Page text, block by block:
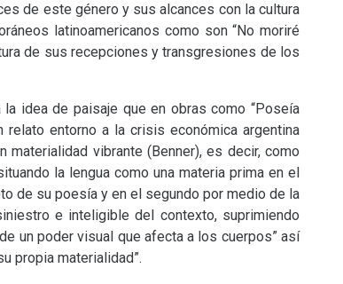
de este género y sus alcances con la cultura
latinoamericanos como son “No moriré
de sus recepciones y transgresiones de los
idea de paisaje que en obras como “Poseía
relato entorno a la crisis económica argentina
vibrante (Benner), es decir, como
la lengua como una materia prima en el
de su poesía y en el segundo por medio de la
e inteligible del contexto, suprimiendo
un poder visual que afecta a los cuerpos” así
propia materialidad”.